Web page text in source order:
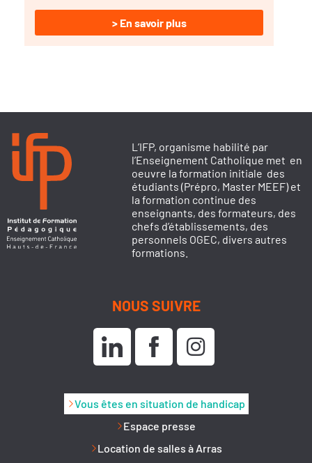
> En savoir plus
L’IFP, organisme habilité par
l’Enseignement Catholique met en
oeuvre la formation initiale des
étudiants (Prépro, Master MEEF) et
la formation continue des
enseignants, des formateurs, des
chefs d’établissements, des
personnels OGEC, divers autres
formations.
NOUS SUIVRE
Vous êtes en situation de handicap
Espace presse
Location de salles à Arras